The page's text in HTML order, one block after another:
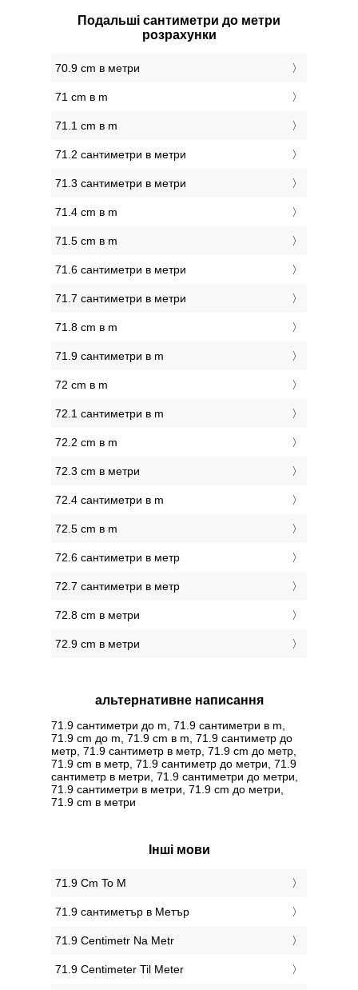
Подальші сантиметри до метри
розрахунки
70.9 cm в метри
71 cm в m
71.1 cm в m
71.2 сантиметри в метри
71.3 сантиметри в метри
71.4 cm в m
71.5 cm в m
71.6 сантиметри в метри
71.7 сантиметри в метри
71.8 cm в m
71.9 сантиметри в m
72 cm в m
72.1 сантиметри в m
72.2 cm в m
72.3 cm в метри
72.4 сантиметри в m
72.5 cm в m
72.6 сантиметри в метр
72.7 сантиметри в метр
72.8 cm в метри
72.9 cm в метри
альтернативне написання
71.9 сантиметри до m, 71.9 сантиметри в m,
71.9 cm до m, 71.9 cm в m, 71.9 сантиметр до
метр, 71.9 сантиметр в метр, 71.9 cm до метр,
71.9 cm в метр, 71.9 сантиметр до метри, 71.9
сантиметр в метри, 71.9 сантиметри до метри,
71.9 сантиметри в метри, 71.9 cm до метри,
71.9 cm в метри
Інші мови
‎71.9 Cm To M
‎71.9 сантиметър в Метър
‎71.9 Centimetr Na Metr
‎71.9 Centimeter Til Meter